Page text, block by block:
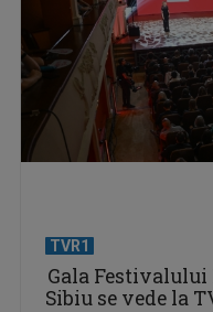
TVR1
Gala
Sibiu se vede la